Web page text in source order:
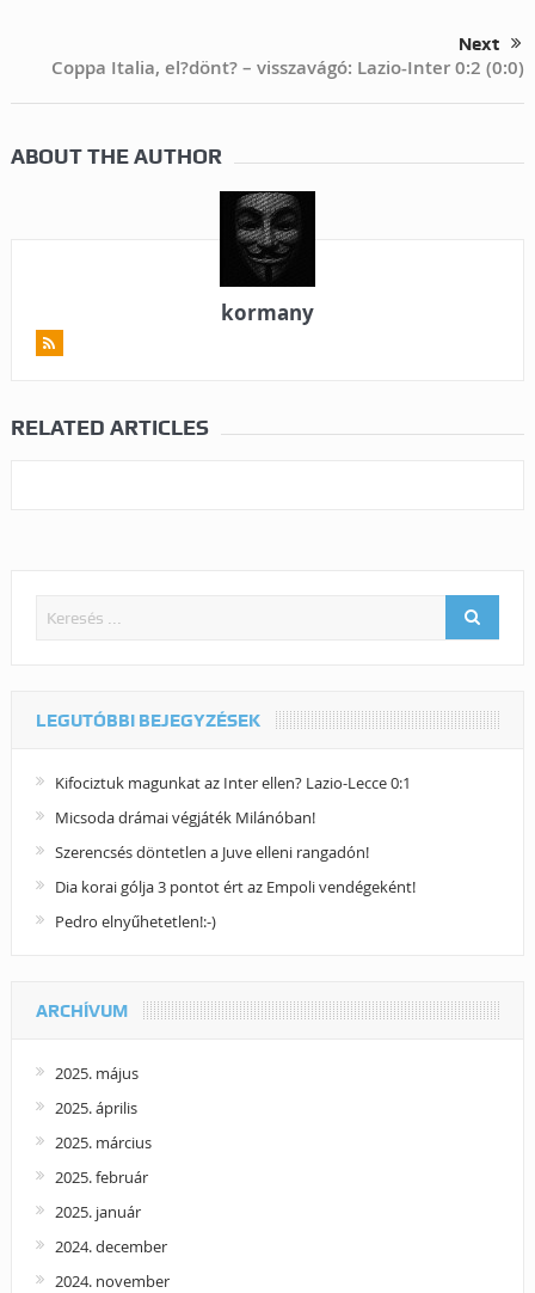
Next
Coppa Italia, el?dönt? – visszavágó: Lazio-Inter 0:2 (0:0)
ABOUT THE AUTHOR
kormany
RELATED ARTICLES
LEGUTÓBBI BEJEGYZÉSEK
Kifociztuk magunkat az Inter ellen? Lazio-Lecce 0:1
Micsoda drámai végjáték Milánóban!
Szerencsés döntetlen a Juve elleni rangadón!
Dia korai gólja 3 pontot ért az Empoli vendégeként!
Pedro elnyűhetetlen!:-)
ARCHÍVUM
2025. május
2025. április
2025. március
2025. február
2025. január
2024. december
2024. november